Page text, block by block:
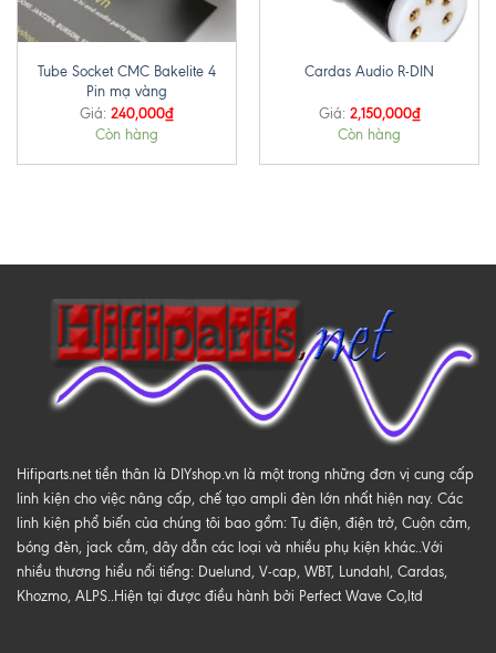
Tube Socket CMC Bakelite 4
Pin mạ vàng
Giá: 240,000₫
Còn hàng
Cardas Audio R-DIN
Giá: 2,150,000₫
Còn hàng
Hifiparts.net tiền thân là DIYshop.vn là một trong những đơn vị cung cấp
linh kiện cho việc nâng cấp, chế tạo ampli đèn lớn nhất hiện nay. Các
linh kiện phổ biến của chúng tôi bao gồm: Tụ điện, điện trở, Cuộn cảm,
bóng đèn, jack cắm, dây dẫn các loại và nhiều phụ kiện khác..Với
nhiều thương hiểu nổi tiếng: Duelund, V-cap, WBT, Lundahl, Cardas,
Khozmo, ALPS..Hiện tại được điều hành bởi Perfect Wave Co,ltd